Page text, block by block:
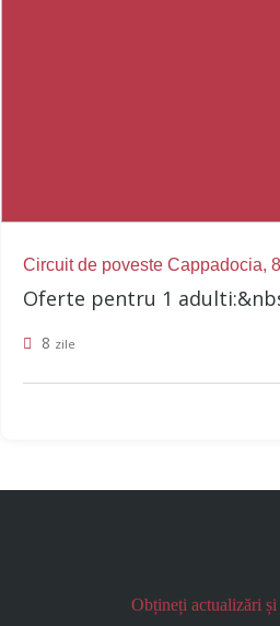
Circuit de poveste Cappadocia,
Oferte pentru 1
8 zile
Obțineți actualizări și